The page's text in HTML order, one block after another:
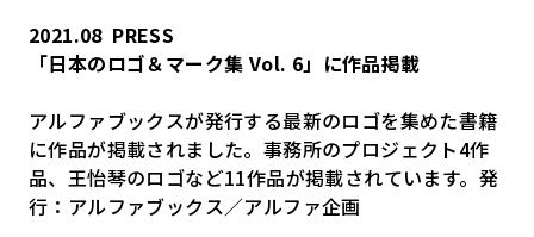
2021.08 PRESS
「日本のロゴ＆マーク集 Vol. 6」に作品掲載
アルファブックスが発行する最新のロゴを集めた書籍
に作品が掲載されました。事務所のプロジェクト4作
品、王怡琴のロゴなど11作品が掲載されています。発
行：アルファブックス／アルファ企画